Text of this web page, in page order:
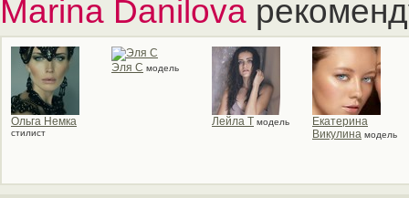
Marina Danilova
Ольга Немка
стилист
Эля С модель
Лейла T модель
Екатерина
Викулина модель